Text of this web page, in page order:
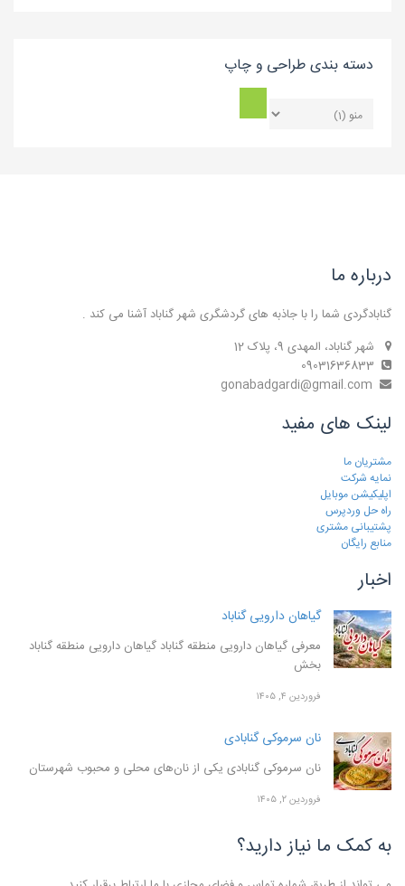
دسته بندی طراحی و چاپ
درباره ما
گنابادگردی شما را با جاذبه های گردشگری شهر گناباد آشنا می کند .
شهر گناباد، المهدی 9، پلاک 12
لینک های مفید
مشتریان ما
نمایه شرکت
اپلیکیشن موبایل
راه حل وردپرس
پشتیبانی مشتری
منابع رایگان
اخبار
گیاهان دارویی گناباد
معرفی گیاهان دارویی منطقه گناباد گیاهان دارویی منطقه گناباد
بخش
فروردین ۴, ۱۴۰۵
نان سرموکی گنابادی
نان سرموکی گنابادی یکی از نان‌های محلی و محبوب شهرستان
فروردین ۲, ۱۴۰۵
به کمک ما نیاز دارید؟